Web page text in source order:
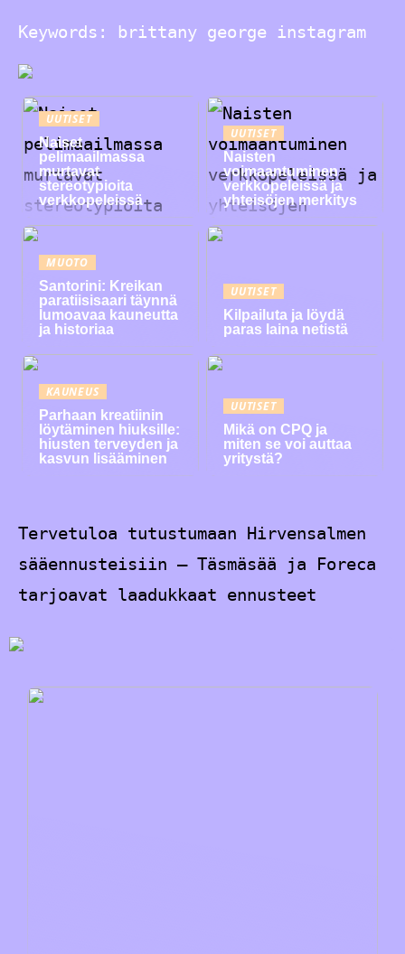
Keywords: brittany george instagram
UUTISET
Naiset
pelimaailmassa
murtavat
stereotypioita
verkkopeleissä
UUTISET
Naisten
voimaantuminen
verkkopeleissä ja
yhteisöjen merkitys
MUOTO
Santorini: Kreikan
paratiisisaari täynnä
lumoavaa kauneutta
ja historiaa
UUTISET
Kilpailuta ja löydä
paras laina netistä
KAUNEUS
Parhaan kreatiinin
löytäminen hiuksille:
hiusten terveyden ja
kasvun lisääminen
UUTISET
Mikä on CPQ ja
miten se voi auttaa
yritystä?
Tervetuloa tutustumaan Hirvensalmen
sääennusteisiin – Täsmäsää ja Foreca
tarjoavat laadukkaat ennusteet